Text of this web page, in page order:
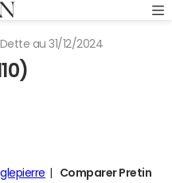
Dette au 31/12/2024
Comparer Pretin